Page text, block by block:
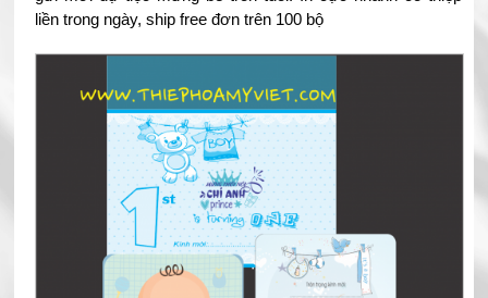
liền trong ngày, ship free đơn trên 100 bộ